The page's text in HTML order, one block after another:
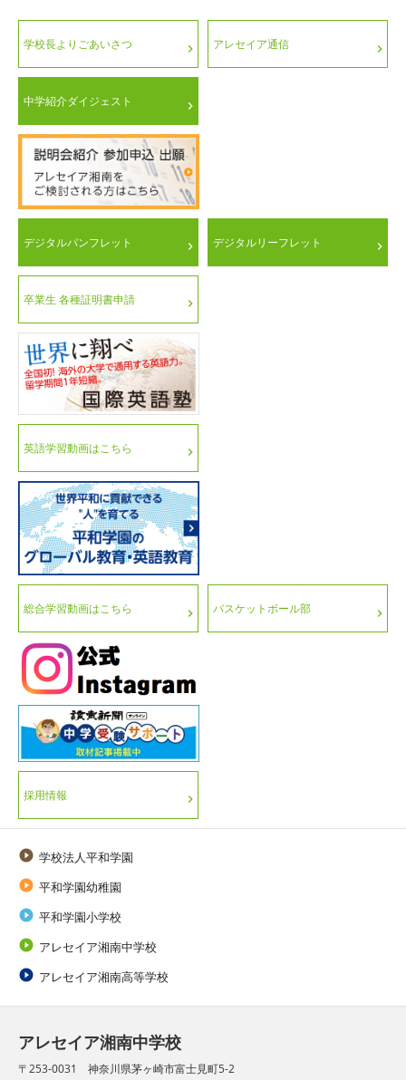
学校長よりごあいさつ アレセイア通信
中学紹介ダイジェスト
デジタルパンフレット デジタルリーフレット
卒業生 各種証明書申請
英語学習動画はこちら
総合学習動画はこちら バスケットボール部
採用情報
 学校法人平和学園
 平和学園幼稚園
 平和学園小学校
 アレセイア湘南中学校
 アレセイア湘南高等学校
アレセイア湘南中学校
〒253-0031 神奈川県茅ヶ崎市富士見町5-2